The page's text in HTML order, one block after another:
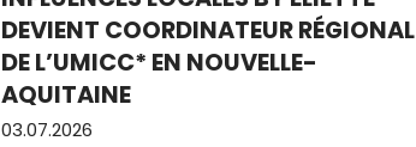
DEVIENT COORDINATEUR RÉGIONAL
DE L’UMICC* EN NOUVELLE-
AQUITAINE
03.07.2026